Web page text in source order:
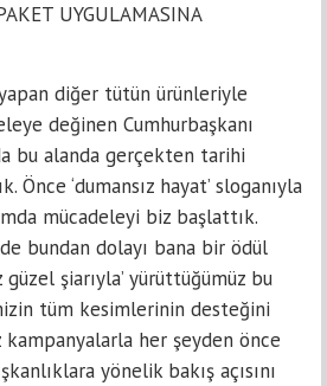
UYGULAMASINA
diğer tütün ürünleriyle
değinen Cumhurbaşkanı
bu alanda gerçekten tarihi
‘dumansız hayat’ sloganıyla
mücadeleyi biz başlattık.
bundan dolayı bana bir ödül
güzel şiarıyla’ yürüttüğümüz bu
tüm kesimlerinin desteğini
kampanyalarla her şeyden önce
yönelik bakış açısını